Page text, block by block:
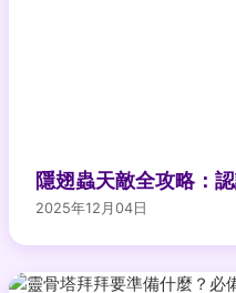
隱翅蟲天敵全攻略：
2025年12月04日